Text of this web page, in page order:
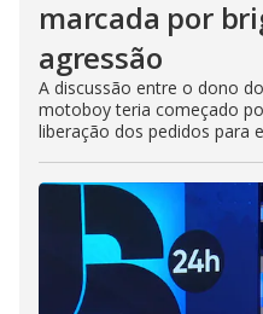
marcada por
agressão
A discussão entre o dono
motoboy teria começado
liberação dos pedidos para